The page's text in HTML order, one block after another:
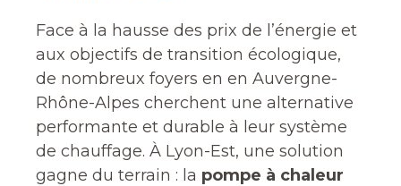
Face à la hausse des prix de l’énergie et
aux objectifs de transition écologique,
de nombreux foyers en en Auvergne-
Rhône-Alpes cherchent une alternative
performante et durable à leur système
de chauffage. À Lyon-Est, une solution
gagne du terrain : la pompe à chaleur